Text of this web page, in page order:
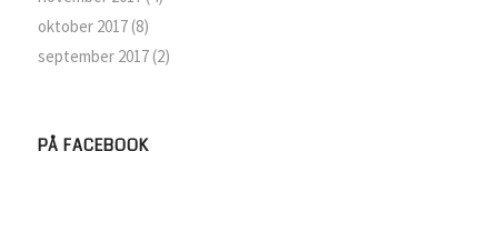
oktober 2017(8)
september 2017(2)
PÅ FACEBOOK